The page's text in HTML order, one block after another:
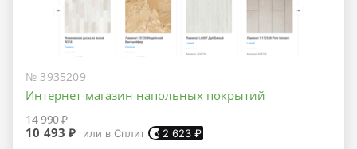
№ 3935209
Интернет-магазин напольных покрытий
14 990 ₽
10 493 ₽ или в Сплит 2 623₽